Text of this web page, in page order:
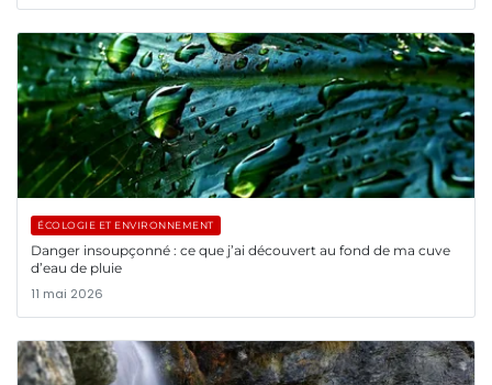
ÉCOLOGIE ET ENVIRONNEMENT
Danger insoupçonné : ce que j’ai découvert au fond de ma cuve
d’eau de pluie
11 mai 2026